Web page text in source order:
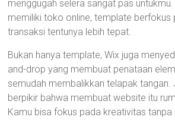
menggugah selera sangat pas
memiliki toko online, template berfokus
transaksi tentunya lebih tepat.
Bukan hanya template, Wix juga
and-drop yang membuat penataan
semudah membalikkan telapak tangan.
berpikir bahwa membuat website itu
Kamu bisa fokus pada kreativitas tanpa